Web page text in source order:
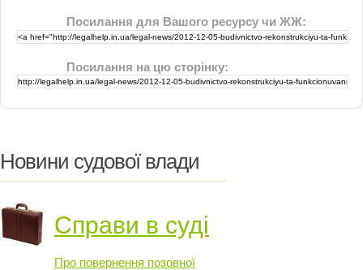
Посилання для Вашого ресурсу чи ЖЖ:
Посилання на цю сторінку:
Новини судової влади
Справи в суді
Про повернення позовної